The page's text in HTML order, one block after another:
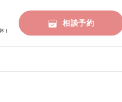
相談予約